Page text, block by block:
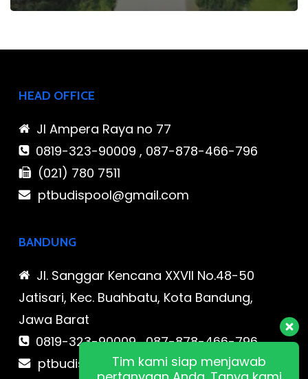
HEAD OFFICE
Jl Ampera Raya no 77
0819-323-90009 , 087-878-466-796
(021) 780 7511
ptbudispool@gmail.com
BANDUNG
Jl. Sanggar Kencana XXVII No.48-50
Jatisari, Kec. Buahbatu, Kota Bandung,
Jawa Barat
0819-323-90009 , 087-878-466-796
ptbudispool@gmail.comTim kami siap menjawab